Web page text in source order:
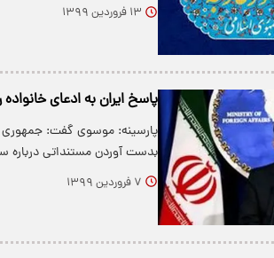
۱۳ فروردین ۱۳۹۹
پاسخ ایران به ادعای
پارسینه: موسوی گفت: جمهوری
بدست آوردن مستنداتی
۷ فروردین ۱۳۹۹